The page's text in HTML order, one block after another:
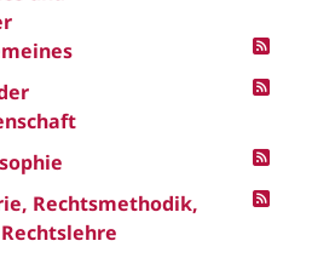
Rechtsmethodik,